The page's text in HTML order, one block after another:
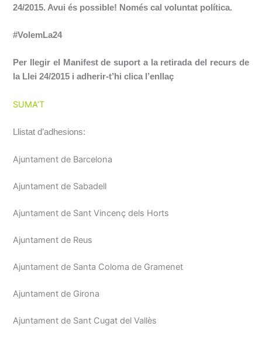
24/2015. Avui és possible! Només cal voluntat política.
#VolemLa24
Per llegir el Manifest de suport a la retirada del recurs de
la Llei 24/2015 i adherir-t’hi clica l’enllaç
SUMA’T
Llistat d’adhesions:
Ajuntament de Barcelona
Ajuntament de Sabadell
Ajuntament de Sant Vincenç dels Horts
Ajuntament de Reus
Ajuntament de Santa Coloma de Gramenet
Ajuntament de Girona
Ajuntament de Sant Cugat del Vallès